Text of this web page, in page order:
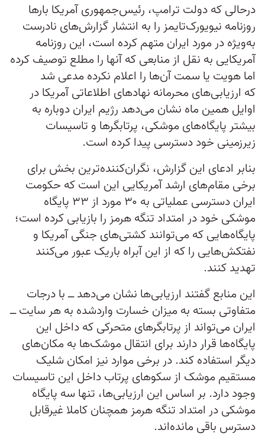
درحالی که دولت ترامپ، رئیس‌جمهوری آمریکا بارها
روزنامه نیویورک‌تایمز را به انتشار گزارش‌های نادرست
به‌ویژه در مورد ایران متهم کرده است، این روزنامه
آمریکایی به نقل از منابعی که آنها را مطلع توصیف کرده
اما هویت یا سمت آن‌ها را اعلام نکرده مدعی شد
که ارزیابی‌های محرمانه نهادهای اطلاعاتی آمریکا در
اوایل همین ماه نشان می‌دهد رژیم ایران دوباره به
بیشتر پایگاه‌های موشکی، پرتابگرها و تاسیسات
زیرزمینی خود دسترسی پیدا کرده است.
بنابر ادعای این گزارش، نگران‌کننده‌ترین بخش برای
برخی مقام‌های ارشد آمریکایی این است که حکومت
ایران دسترسی عملیاتی به ۳۰ مورد از ۳۳ پایگاه
موشکی خود در امتداد تنگه هرمز را بازیابی کرده است؛
پایگاه‌هایی که می‌توانند کشتی‌های جنگی آمریکا و
نفتکش‌هایی را که از این آبراه باریک عبور می‌کنند
تهدید کنند.
این منابع گفتند ارزیابی‌ها نشان می‌دهد ــ با درجات
متفاوتی بسته به میزان خسارت واردشده به هر سایت ــ
ایران می‌تواند از پرتابگرهای متحرکی که داخل این
پایگاه‌ها قرار دارند برای انتقال موشک‌ها به مکان‌های
دیگر استفاده کند. در برخی موارد نیز امکان شلیک
مستقیم موشک از سکوهای پرتاب داخل این تاسیسات
وجود دارد. بر اساس این ارزیابی‌ها، تنها سه پایگاه
موشکی در امتداد تنگه هرمز همچنان کاملا غیرقابل
دسترس باقی مانده‌اند.